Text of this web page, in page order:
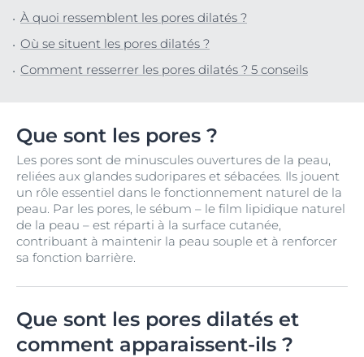
À quoi ressemblent les pores dilatés ?
Où se situent les pores dilatés ?
Comment resserrer les pores dilatés ? 5 conseils
Que sont les pores ?
Les pores sont de minuscules ouvertures de la peau,
reliées aux glandes sudoripares et sébacées. Ils jouent
un rôle essentiel dans le fonctionnement naturel de la
peau. Par les pores, le sébum – le film lipidique naturel
de la peau – est réparti à la surface cutanée,
contribuant à maintenir la peau souple et à renforcer
sa fonction barrière.
Que sont les pores dilatés et
comment apparaissent-ils ?